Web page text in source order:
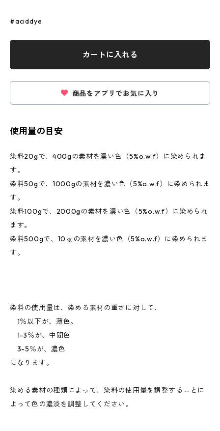
#aciddye
カートに入れる
商品をアプリでお気に入り
使用量の目安
染料20gで、400gの素材を濃い色（5%o.w.f）に染められま
す。
染料50gで、1000gの素材を濃い色（5%o.w.f）に染められま
す。
染料100gで、2000gの素材を濃い色（5%o.w.f）に染められ
ます。
染料500gで、10㎏の素材を濃い色（5%o.w.f）に染められま
す。
染料の使用量は、染める素材の重さに対して、
1％以下が、薄色。
1-3％が、中間色
3-5％が、濃色
になります。
染める素材の種類によって、染料の使用量を調整することに
よって色の濃淡を調整してください。